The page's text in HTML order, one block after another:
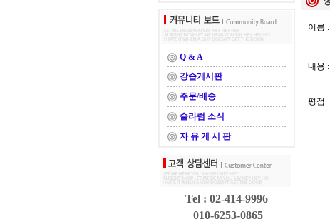
Q & A
강습게시판
주문/배송
슬라럼 소식
자 유 게 시 판
Tel : 02-414-9996
010-6253-0865
이름 :
내용 :
평점